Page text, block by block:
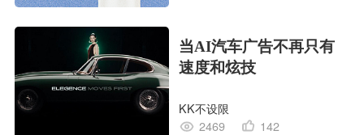
当AI汽车广告不再只有
速度和炫技
KK不设限
2469
142